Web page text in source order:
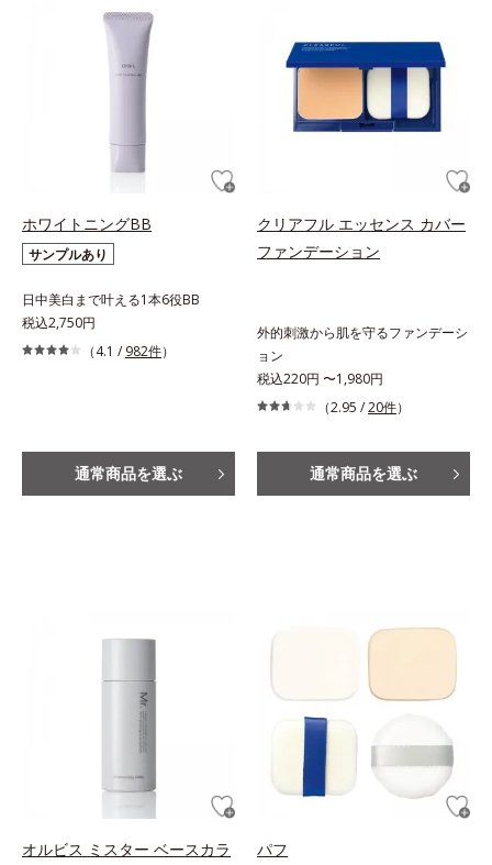
ホワイトニングBB
サンプルあり
日中美白まで叶える1本6役BB
税込2,750円
（4.1 / 982件）
通常商品を選ぶ
クリアフル エッセンス カバー
ファンデーション
外的刺激から肌を守るファンデーシ
ョン
税込220円 〜1,980円
（2.95 /20件）
通常商品を選ぶ
オルビス ミスター ベースカラ
パフ